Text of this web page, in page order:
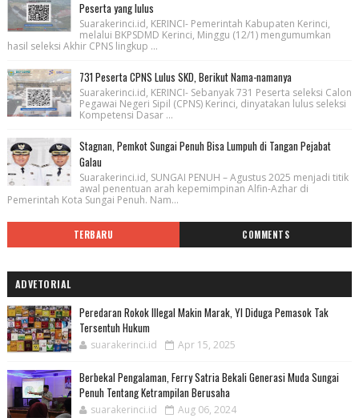
Peserta yang lulus
Suarakerinci.id, KERINCI- Pemerintah Kabupaten Kerinci,
melalui BKPSDMD Kerinci, Minggu (12/1) mengumumkan
hasil seleksi Akhir CPNS lingkup ...
731 Peserta CPNS Lulus SKD, Berikut Nama-namanya
Suarakerinci.id, KERINCI- Sebanyak 731 Peserta seleksi Calon
Pegawai Negeri Sipil (CPNS) Kerinci, dinyatakan lulus seleksi
Kompetensi Dasar ...
Stagnan, Pemkot Sungai Penuh Bisa Lumpuh di Tangan Pejabat
Galau
Suarakerinci.id, SUNGAI PENUH – Agustus 2025 menjadi titik
awal penentuan arah kepemimpinan Alfin-Azhar di
Pemerintah Kota Sungai Penuh. Nam...
TERBARU COMMENTS
ADVETORIAL
Peredaran Rokok Illegal Makin Marak, YI Diduga Pemasok Tak
Tersentuh Hukum
suarakerinci.id Apr 15, 2025
Berbekal Pengalaman, Ferry Satria Bekali Generasi Muda Sungai
Penuh Tentang Ketrampilan Berusaha
suarakerinci.id Aug 06, 2024